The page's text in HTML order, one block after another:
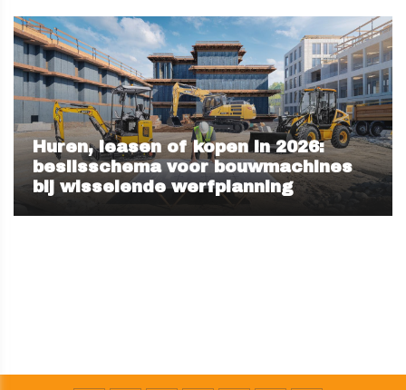
Huren, leasen of kopen in 2026:
beslisschema voor bouwmachines
bij wisselende werfplanning